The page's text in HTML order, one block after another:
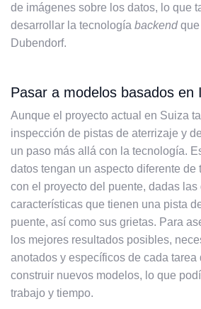
de imágenes sobre los datos, lo que
desarrollar la tecnología backendque
Dubendorf.
Pasar a modelos basados en
Aunque el proyecto actual en Suiza
inspección de pistas de aterrizaje y
un paso más allá con la tecnología.
datos tengan un aspecto diferente de
con el proyecto del puente, dadas las
características que tienen una pista
puente, así como sus grietas. Para
los mejores resultados posibles,
anotados y específicos de cada tarea
construir nuevos modelos, lo que
trabajo y tiempo.